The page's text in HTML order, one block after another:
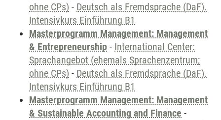
ohne CPs) - Deutsch als Fremdsprache (DaF).
Intensivkurs Einführung B1
Masterprogramm Management: Management
& Entrepreneurship - International Center:
Sprachangebot (ehemals Sprachenzentrum;
ohne CPs) - Deutsch als Fremdsprache (DaF).
Intensivkurs Einführung B1
Masterprogramm Management: Management
& Sustainable Accounting and Finance -